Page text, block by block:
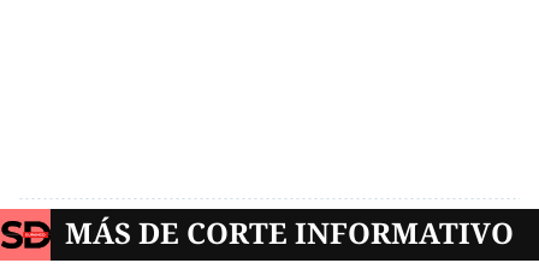
MÁS DE CORTE INFORMATIVO